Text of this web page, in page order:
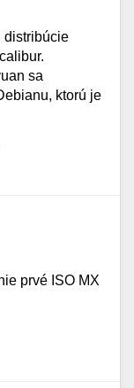
distribúcie
sa
ktorú je
prvé ISO MX